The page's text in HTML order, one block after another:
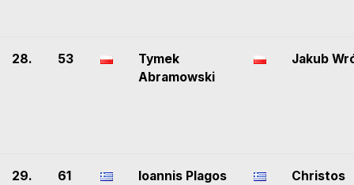
28. 53
Tymek
Abramowski
Jakub
29. 61 Ioannis Plagos
Christos